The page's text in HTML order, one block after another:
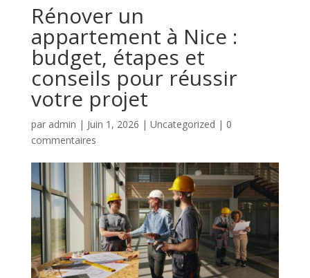
Rénover un
appartement à Nice :
budget, étapes et
conseils pour réussir
votre projet
par admin | Juin 1, 2026 | Uncategorized | 0
commentaires